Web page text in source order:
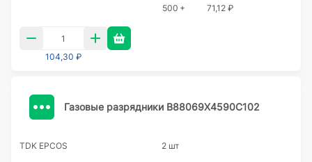
500 +
71,12 ₽
104,30 ₽
Газовые разрядники B88069X4590C102
TDK EPCOS 2 шт